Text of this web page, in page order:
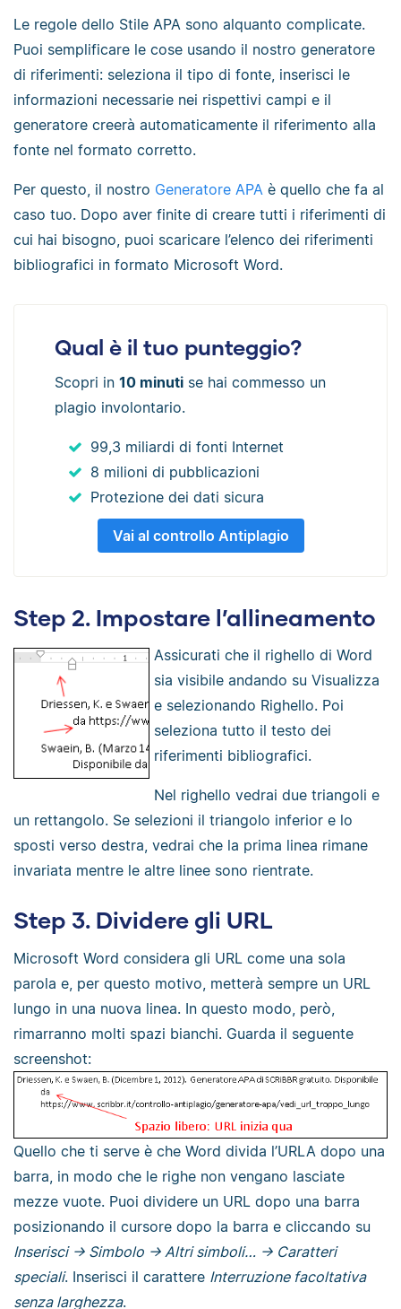
Le regole dello Stile APA sono alquanto complicate.
Puoi semplificare le cose usando il nostro generatore
di riferimenti: seleziona il tipo di fonte, inserisci le
informazioni necessarie nei rispettivi campi e il
generatore creerà automaticamente il riferimento alla
fonte nel formato corretto.
Per questo, il nostro Generatore APA è quello che fa al
caso tuo. Dopo aver finite di creare tutti i riferimenti di
cui hai bisogno, puoi scaricare l’elenco dei riferimenti
bibliografici in formato Microsoft Word.
Qual è il tuo punteggio?
Scopri in 10 minuti se hai commesso un
plagio involontario.
99,3 miliardi di fonti Internet
8 milioni di pubblicazioni
Protezione dei dati sicura
Vai al controllo Antiplagio
Step 2. Impostare l’allineamento
Assicurati che il righello di Word
sia visibile andando su Visualizza
e selezionando Righello. Poi
seleziona tutto il testo dei
riferimenti bibliografici.
Nel righello vedrai due triangoli e
un rettangolo. Se selezioni il triangolo inferior e lo
sposti verso destra, vedrai che la prima linea rimane
invariata mentre le altre linee sono rientrate.
Step 3. Dividere gli URL
Microsoft Word considera gli URL come una sola
parola e, per questo motivo, metterà sempre un URL
lungo in una nuova linea. In questo modo, però,
rimarranno molti spazi bianchi. Guarda il seguente
screenshot:
Quello che ti serve è che Word divida l’URLA dopo una
barra, in modo che le righe non vengano lasciate
mezze vuote. Puoi dividere un URL dopo una barra
posizionando il cursore dopo la barra e cliccando su
Inserisci → Simbolo → Altri simboli… → Caratteri
speciali. Inserisci il carattere Interruzione facoltativa
senza larghezza.